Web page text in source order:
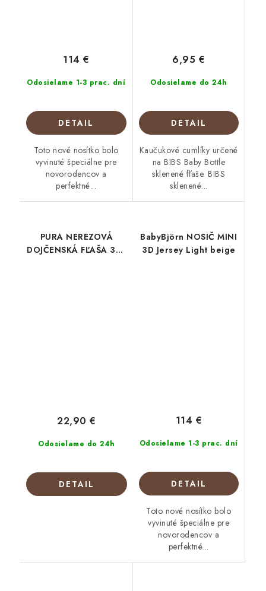
Odosielame 1-3 prac. dní
114 €
DETAIL
Toto nové nosítko bolo
vyvinuté špeciálne pre
novorodencov a
perfektné...
Odosielame do 24h
6,95 €
DETAIL
Kaučukové cumlíky určené
na BIBS Baby Bottle
sklenené fľaše. BIBS
sklenené...
PURA NEREZOVÁ
DOJČENSKÁ FĽAŠA 325
Odosielame do 24h
22,90 €
DETAIL
BabyBjörn NOSIČ MINI
3D Jersey Light beige
Odosielame 1-3 prac. dní
114 €
DETAIL
Toto nové nosítko bolo
vyvinuté špeciálne pre
novorodencov a
perfektné...